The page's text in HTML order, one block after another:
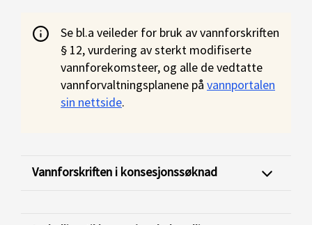
Se bl.a veileder for bruk av vannforskriften
§ 12, vurdering av sterkt modifiserte
vannforekomsteer, og alle de vedtatte
vannforvaltningsplanene på vannportalen
sin nettside.
Vannforskriften i konsesjonssøknad